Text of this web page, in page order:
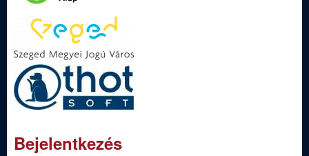
Bejelentkezés